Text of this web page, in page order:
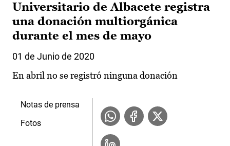
Universitario de Albacete registra
una donación multiorgánica
durante el mes de mayo
01 de Junio de 2020
En abril no se registró ninguna donación
Notas de prensa
Fotos